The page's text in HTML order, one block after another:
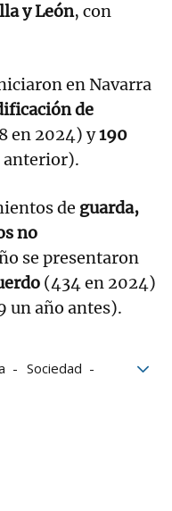
y León, con
en Navarra
de
en 2024) y190
anterior).
de guarda,
no
se presentaron
(434 en 2024)
un año antes).
Sociedad